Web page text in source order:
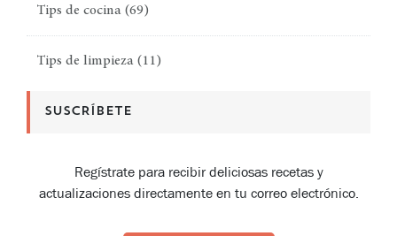
Tips de cocina (69)
Tips de limpieza (11)
SUSCRÍBETE
Regístrate para recibir deliciosas recetas y
actualizaciones directamente en tu correo electrónico.